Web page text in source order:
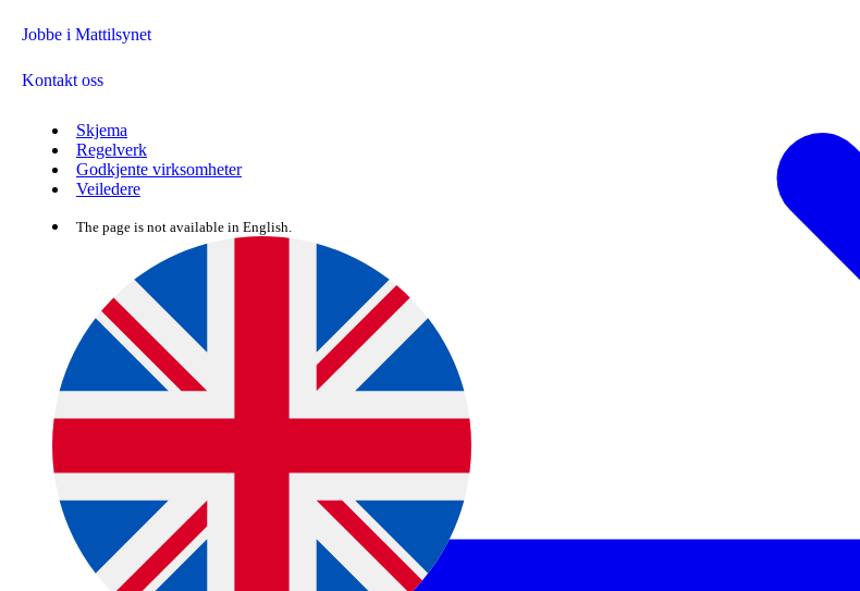
Jobbe i Mattilsynet
Kontakt oss
Skjema
Regelverk
Godkjente virksomheter
Veiledere
The page is not available in English.